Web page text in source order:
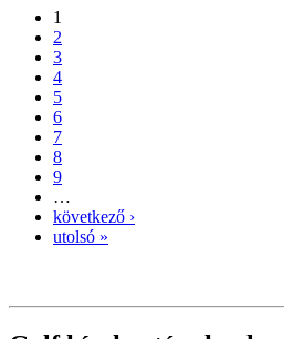
1
2
3
4
5
6
7
8
9
…
következő ›
utolsó »